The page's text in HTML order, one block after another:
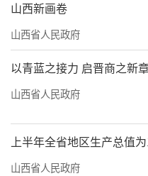
山西新画卷
山西省人民政府
以青蓝之接力 启晋商之新
山西省人民政府
上半年全省地区生产总值
山西省人民政府